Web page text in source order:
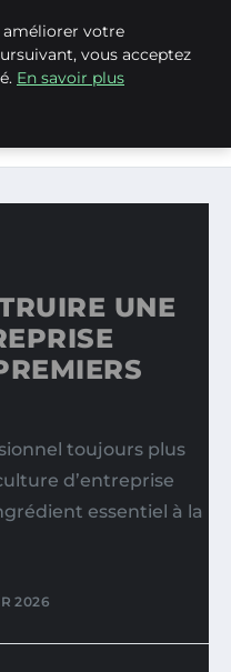
D’ENTREPRISE
UNE
toujours plus
d’entreprise
essentiel à la
2026
améliorer votre
vous acceptez
En savoir plus